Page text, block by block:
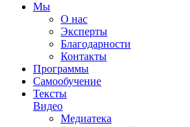
Мы
О нас
Эксперты
Благодарности
Контакты
Программы
Самообучение
Тексты
Видео
Медиатека